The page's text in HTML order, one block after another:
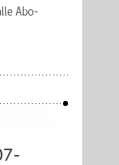
Abo-